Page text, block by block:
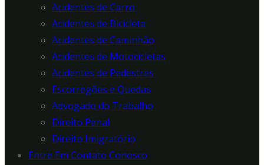
Acidentes de Carro
Acidentes de Bicicleta
Acidentes de Caminhão
Acidentes de Motocicletas
Acidentes de Pedestres
Escorregões e Quedas
Advogado do Trabalho
Direito Penal
Direito Imigratório
Entre Em Contato Conosco